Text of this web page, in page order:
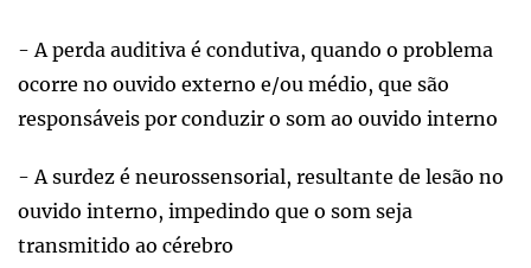
- A perda auditiva é condutiva, quando o problema
ocorre no ouvido externo e/ou médio, que são
responsáveis por conduzir o som ao ouvido interno
- A surdez é neurossensorial, resultante de lesão no
ouvido interno, impedindo que o som seja
transmitido ao cérebro